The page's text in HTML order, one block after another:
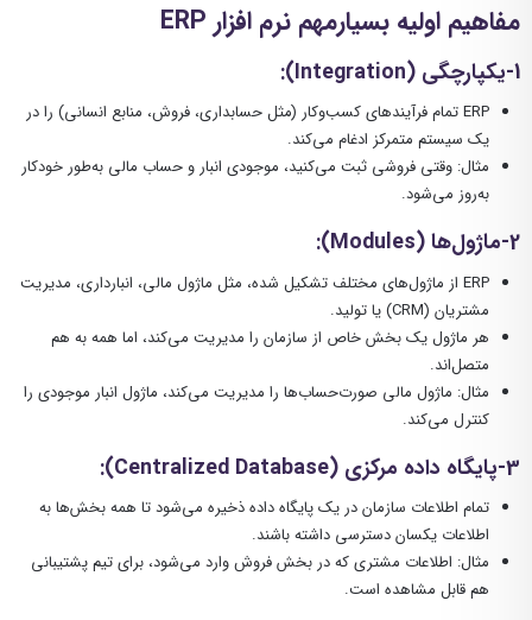
مفاهیم اولیه بسیارمهم نرم افزار ERP
1-یکپارچگی (Integration):
ERP تمام فرآیندهای کسب‌وکار (مثل حسابداری، فروش، منابع انسانی) را در
یک سیستم متمرکز ادغام می‌کند.
مثال: وقتی فروشی ثبت می‌کنید، موجودی انبار و حساب مالی به‌طور خودکار
به‌روز می‌شود.
2-ماژول‌ها (Modules):
ERP از ماژول‌های مختلف تشکیل شده، مثل ماژول مالی، انبارداری، مدیریت
مشتریان (CRM) یا تولید.
هر ماژول یک بخش خاص از سازمان را مدیریت می‌کند، اما همه به هم
متصل‌اند.
مثال: ماژول مالی صورت‌حساب‌ها را مدیریت می‌کند، ماژول انبار موجودی را
کنترل می‌کند.
3-پایگاه داده مرکزی (Centralized Database):
تمام اطلاعات سازمان در یک پایگاه داده ذخیره می‌شود تا همه بخش‌ها به
اطلاعات یکسان دسترسی داشته باشند.
مثال: اطلاعات مشتری که در بخش فروش وارد می‌شود، برای تیم پشتیبانی
هم قابل مشاهده است.